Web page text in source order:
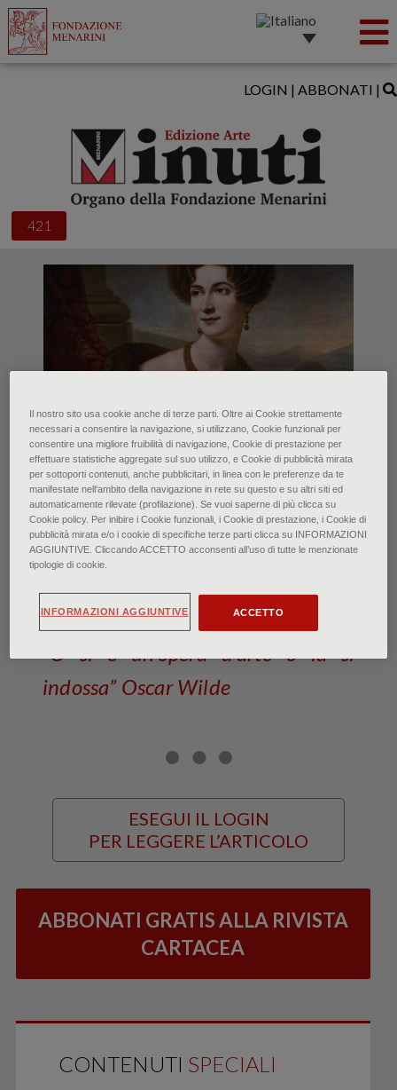
421
LOGIN | ABBONATI |
Boisfremont de Boulanger: Ritratto della Contessa
Emilia Sommariva Seill̀ere
Milano, Accademia di Belle Arti di Brera, in deposito
Galleria d’Arte Modern (particolare)
Moda e Arte, rapporto
biunivoco
di Francesca Bardi • Maggio 2023
“O si è un’opera d’arte o la si
indossa” Oscar Wilde
ESEGUI IL LOGIN
PER LEGGERE L’ARTICOLO
ABBONATI GRATIS ALLA RIVISTA
CARTACEA
CONTENUTI SPECIALI
Il nostro sito usa cookie anche di terze parti. Oltre ai Cookie strettamente
necessari a consentire la navigazione, si utilizzano, Cookie funzionali per
consentire una migliore fruibilità di navigazione, Cookie di prestazione per
effettuare statistiche aggregate sul suo utilizzo, e Cookie di pubblicità mirata
per sottoporti contenuti, anche pubblicitari, in linea con le preferenze da te
manifestate nell‘ambito della navigazione in rete su questo e su altri siti ed
automaticamente rilevate (profilazione). Se vuoi saperne di più clicca su
Cookie policy. Per inibire i Cookie funzionali, i Cookie di prestazione, i Cookie di
pubblicità mirata e/o i cookie di specifiche terze parti clicca su INFORMAZIONI
AGGIUNTIVE. Cliccando ACCETTO acconsenti all’uso di tutte le menzionate
tipologie di cookie.
ACCETTO
INFORMAZIONI AGGIUNTIVE